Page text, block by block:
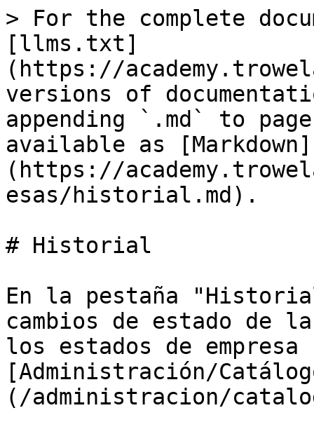
> For the complete
[llms.txt]
(https://
versions of
appending `.md` to
available as [Markdown]
(https://
esas/historial.md).
# Historial
En la pestaña
cambios de estado de
los estados de
[Administración/
(/administracion/